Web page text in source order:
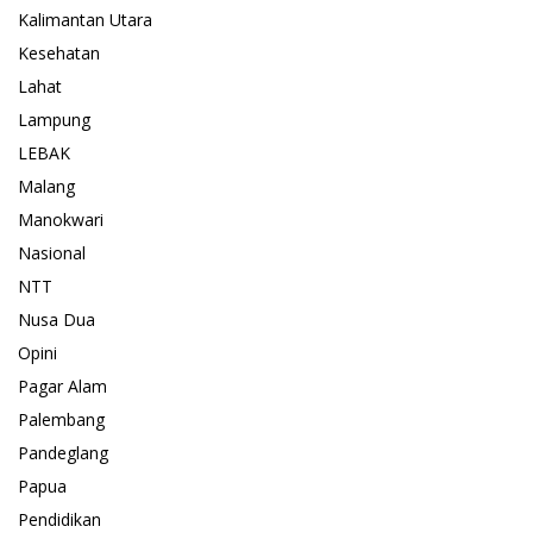
Kalimantan Utara
Kesehatan
Lahat
Lampung
LEBAK
Malang
Manokwari
Nasional
NTT
Nusa Dua
Opini
Pagar Alam
Palembang
Pandeglang
Papua
Pendidikan